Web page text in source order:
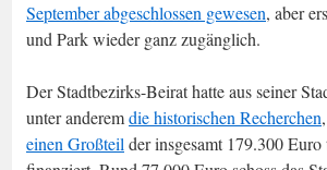
September abgeschlossen gewesen, aber
und Park wieder ganz zugänglich.
Der Stadtbezirks-Beirat hatte aus seiner
unter anderemdie historischen Recherchen
einen Großteil der insgesamt 179.300